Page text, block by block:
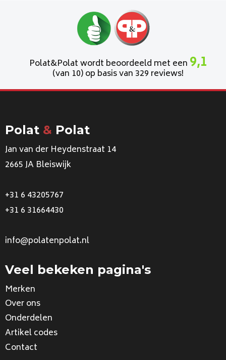
Polat&Polat wordt beoordeeld met een 9,1
(van 10) op basis van 329 reviews!
Polat & Polat
Jan van der Heydenstraat 14
2665 JA Bleiswijk
+31 6 43205767
+31 6 31664430
info@polatenpolat.nl
Veel bekeken pagina's
Merken
Over ons
Onderdelen
Artikel codes
Contact